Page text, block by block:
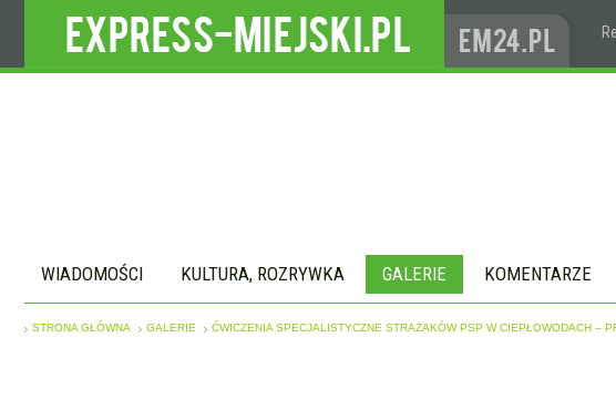
WIADOMOŚCI KULTURA, ROZRYWKA GALERIE KOMENTARZE
STRONA GŁÓWNA GALERIE ĆWICZENIA SPECJALISTYCZNE STRAŻAKÓW PSP W CIEPŁOWODACH –